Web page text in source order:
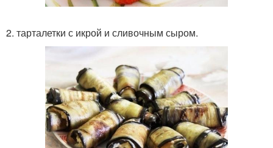
2. тарталетки с икрой и сливочным сыром.